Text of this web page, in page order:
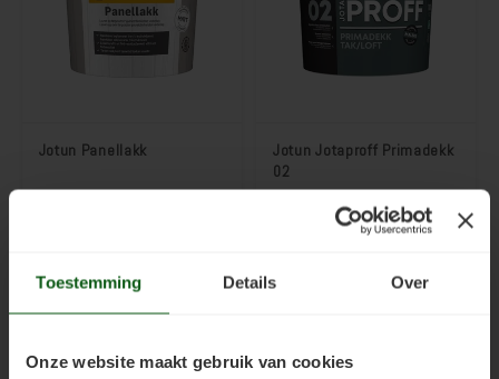
Toestemming Details Over
Onze website maakt gebruik van cookies
Jotun Panellakk
gips, stucwerk binnen.
Bevat een UV filter en is
damp-open. Is kleurloos
white wash kleuren
€89,85 Incl. btw
Jotun Jotaproff Primadekk
02
Topkwaliteit,
watergedragen matte
voor binnen. Voor het
vinylbekleding,
€63,25